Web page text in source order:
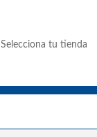
Selecciona tu tienda